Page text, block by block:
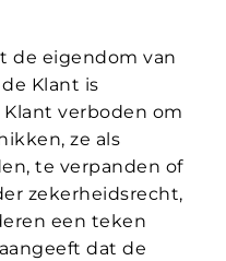
de eigendom van
Klant is
verboden om
ze als
te verpanden of
zekerheidsrecht,
een teken
dat de